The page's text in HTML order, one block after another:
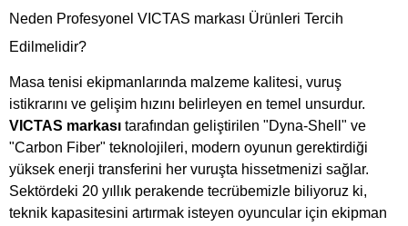
Neden Profesyonel VICTAS markası Ürünleri Tercih
Edilmelidir?
Masa tenisi ekipmanlarında malzeme kalitesi, vuruş
istikrarını ve gelişim hızını belirleyen en temel unsurdur.
VICTAS markası tarafından geliştirilen "Dyna-Shell" ve
"Carbon Fiber" teknolojileri, modern oyunun gerektirdiği
yüksek enerji transferini her vuruşta hissetmenizi sağlar.
Sektördeki 20 yıllık perakende tecrübemizle biliyoruz ki,
teknik kapasitesini artırmak isteyen oyuncular için ekipman